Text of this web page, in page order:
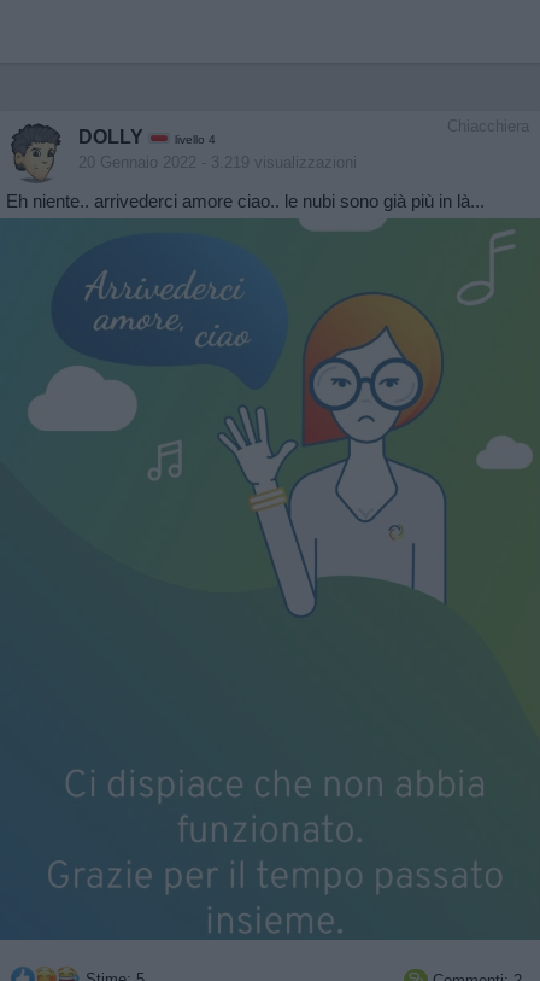
Chiacchiera
DOLLY livello 4
20 Gennaio 2022 - 3.219 visualizzazioni
Eh niente.. arrivederci amore ciao.. le nubi sono già più in là...